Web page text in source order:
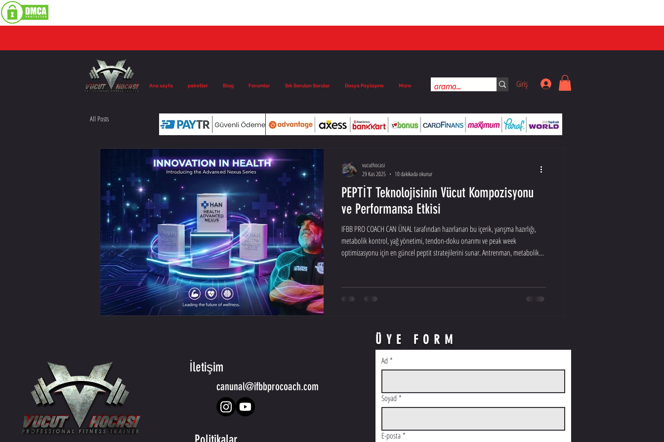
Ana sayfa paketler Blog Forumlar Sık Sorulan Sorular Dosya Paylaşımı More Giriş
All Posts
PEPTİT Teknolojisinin Vücut Kompozisyonu
ve Performansa Etkisi
IFBB PRO COACH CAN ÜNAL tarafından hazırlanan bu içerik, yarışma hazırlığı,
metabolik kontrol, yağ yönetimi, tendon-doku onarımı ve peak week
optimizasyonu için en güncel peptit stratejilerini sunar. Antrenman, metabolik
vucuthocasi
29 Kas 2025
10 dakikada okunur
ÜYE FORM
İletişim
canunal@ifbbprocoach.com
Ad *
Soyad *
E-posta *